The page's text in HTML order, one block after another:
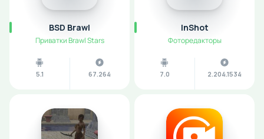
BSD Brawl
Приватки Brawl Stars
5.1 67.264
InShot
Фоторедакторы
7.0 2.204.1534